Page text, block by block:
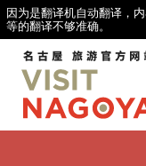
因为是翻译机自动翻译，
等的翻译不够准确。